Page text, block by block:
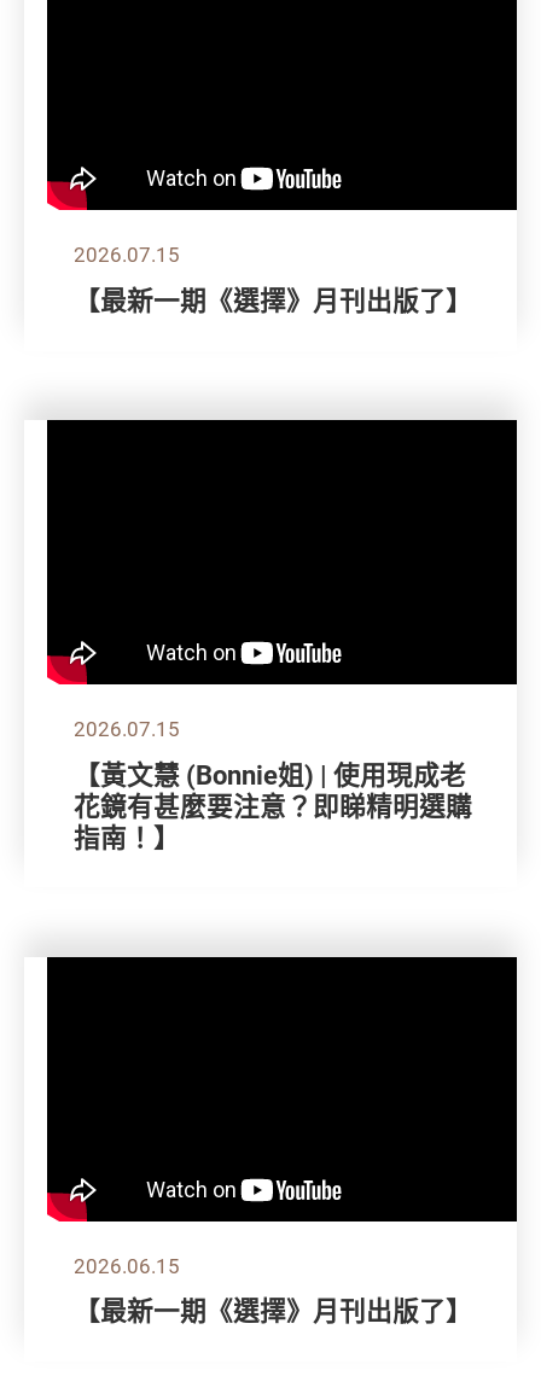
2026.07.15
【最新一期《選擇》月刊出版了】
2026.07.15
【黃文慧 (Bonnie姐) | 使用現成老
花鏡有甚麼要注意？即睇精明選購
指南！】
2026.06.15
【最新一期《選擇》月刊出版了】